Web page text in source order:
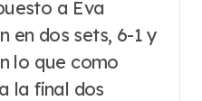
a Eva
en dos sets, 6-1 y
lo que como
la final dos